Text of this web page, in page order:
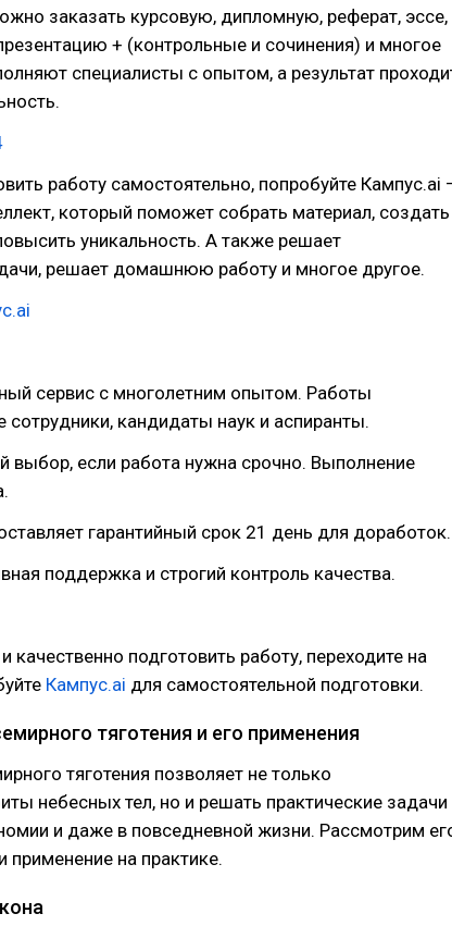
заказать курсовую, дипломную, реферат, эссе,
+ (контрольные и сочинения) и многое
специалисты с опытом, а результат
работу самостоятельно, попробуйте Кампус.ai
который поможет собрать материал, создать
уникальность. А также решает
решает домашнюю работу и многое другое.
сервис с многолетним опытом. Работы
кандидаты наук и аспиранты.
выбор, если работа нужна срочно. Выполнение
гарантийный срок 21 день для доработок.
поддержка и строгий контроль качества.
качественно подготовить работу, переходите на
Кампус.ai для самостоятельной подготовки.
тяготения и его применения
тяготения позволяет не только
небесных тел, но и решать практические задачи
и даже в повседневной жизни. Рассмотрим
применение на практике.